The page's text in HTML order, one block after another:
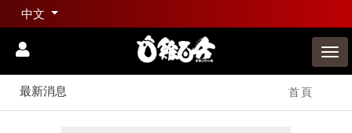
中文
最新消息 首頁